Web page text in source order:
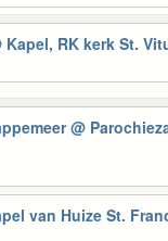
Kapel, RK kerk St.
@
van Huize St.